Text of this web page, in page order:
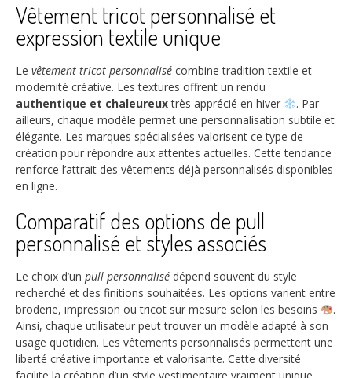
Vêtement tricot personnalisé et
expression textile unique
Le vêtement tricot personnalisé combine tradition textile et
modernité créative. Les textures offrent un rendu
authentique et chaleureuxtrès apprécié en hiver
. Par
ailleurs, chaque modèle permet une personnalisation subtile et
élégante. Les marques spécialisées valorisent ce type de
création pour répondre aux attentes actuelles. Cette tendance
renforce l’attrait des vêtements déjà personnalisés disponibles
en ligne.
Comparatif des options de pull
personnalisé et styles associés
Le choix d’un pull personnalisé dépend souvent du style
recherché et des finitions souhaitées. Les options varient entre
broderie, impression ou tricot sur mesure selon les besoins
.
Ainsi, chaque utilisateur peut trouver un modèle adapté à son
usage quotidien. Les vêtements personnalisés permettent une
liberté créative importante et valorisante. Cette diversité